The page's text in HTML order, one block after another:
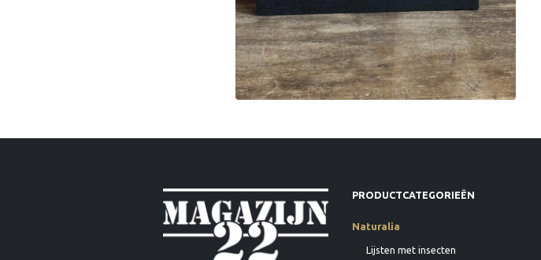
PRODUCTCATEGORIEËN
Naturalia
Lijsten met insecten